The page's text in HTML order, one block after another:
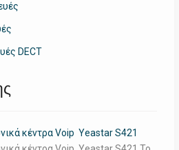
DECT
κέντρα Voip Yeastar S421